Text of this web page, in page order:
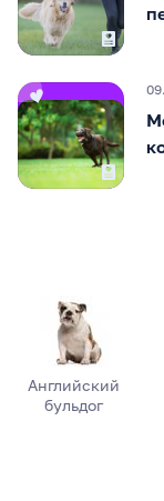
Английский
бульдог